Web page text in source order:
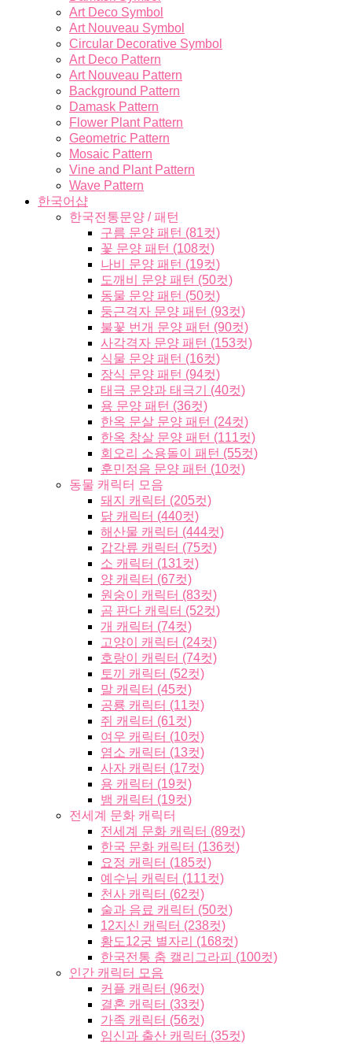
Art Deco Symbol
Art Nouveau Symbol
Circular Decorative Symbol
Art Deco Pattern
Art Nouveau Pattern
Background Pattern
Damask Pattern
Flower Plant Pattern
Geometric Pattern
Mosaic Pattern
Vine and Plant Pattern
Wave Pattern
한국어샵
한국전통문양 / 패턴
구름 문양 패턴 (81컷)
꽃 문양 패턴 (108컷)
나비 문양 패턴 (19컷)
도깨비 문양 패턴 (50컷)
동물 문양 패턴 (50컷)
둥근격자 문양 패턴 (93컷)
불꽃 번개 문양 패턴 (90컷)
사각격자 문양 패턴 (153컷)
식물 문양 패턴 (16컷)
장식 문양 패턴 (94컷)
태극 문양과 태극기 (40컷)
용 문양 패턴 (36컷)
한옥 문살 문양 패턴 (24컷)
한옥 창살 문양 패턴 (111컷)
회오리 소용돌이 패턴 (55컷)
훈민정음 문양 패턴 (10컷)
동물 캐릭터 모음
돼지 캐릭터 (205컷)
닭 캐릭터 (440컷)
해산물 캐릭터 (444컷)
갑각류 캐릭터 (75컷)
소 캐릭터 (131컷)
양 캐릭터 (67컷)
원숭이 캐릭터 (83컷)
곰 판다 캐릭터 (52컷)
개 캐릭터 (74컷)
고양이 캐릭터 (24컷)
호랑이 캐릭터 (74컷)
토끼 캐릭터 (52컷)
말 캐릭터 (45컷)
공룡 캐릭터 (11컷)
쥐 캐릭터 (61컷)
여우 캐릭터 (10컷)
염소 캐릭터 (13컷)
사자 캐릭터 (17컷)
용 캐릭터 (19컷)
뱀 캐릭터 (19컷)
전세계 문화 캐릭터
전세계 문화 캐릭터 (89컷)
한국 문화 캐릭터 (136컷)
요정 캐릭터 (185컷)
예수님 캐릭터 (111컷)
천사 캐릭터 (62컷)
술과 음료 캐릭터 (50컷)
12지신 캐릭터 (238컷)
황도12궁 별자리 (168컷)
한국전통 춤 캘리그라피 (100컷)
인간 캐릭터 모음
커플 캐릭터 (96컷)
결혼 캐릭터 (33컷)
가족 캐릭터 (56컷)
임신과 출산 캐릭터 (35컷)